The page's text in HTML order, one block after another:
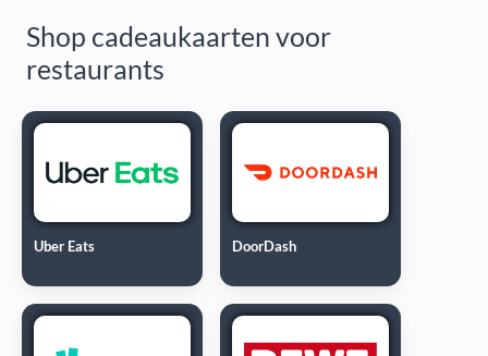
Shop cadeaukaarten voor
restaurants
Uber Eats DoorDash